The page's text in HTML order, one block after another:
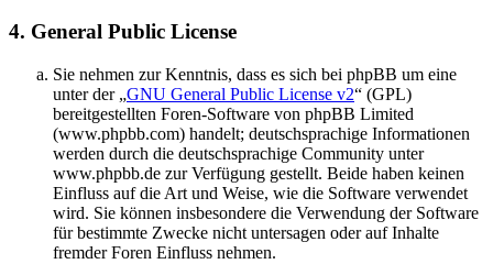
4. General Public License
Sie nehmen zur Kenntnis, dass es sich bei phpBB um eine
unter der „GNU General Public License v2“ (GPL)
bereitgestellten Foren-Software von phpBB Limited
(www.phpbb.com) handelt; deutschsprachige Informationen
werden durch die deutschsprachige Community unter
www.phpbb.de zur Verfügung gestellt. Beide haben keinen
Einfluss auf die Art und Weise, wie die Software verwendet
wird. Sie können insbesondere die Verwendung der Software
für bestimmte Zwecke nicht untersagen oder auf Inhalte
fremder Foren Einfluss nehmen.